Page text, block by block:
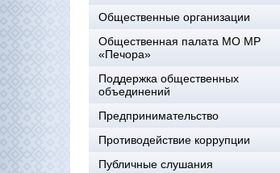
Общественные организации
Общественная палата МО МР
«Печора»
Поддержка общественных
объединений
Предпринимательство
Противодействие коррупции
Публичные слушания